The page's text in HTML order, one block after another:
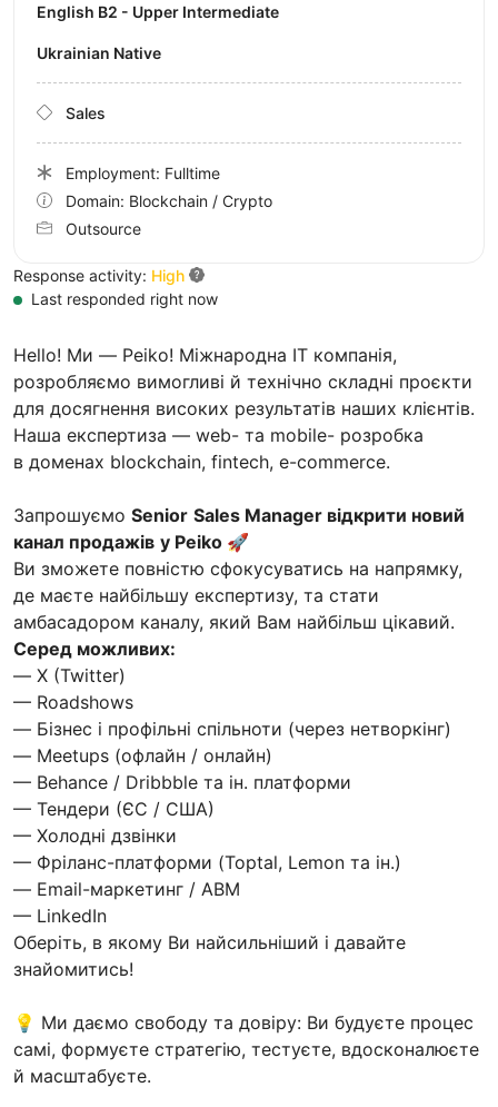
Hello! Ми — Peiko! Міжнародна ІТ компанія,
розробляємо вимогливі й технічно складні проєкти
для досягнення високих результатів наших клієнтів.
Наша експертиза — web- та mobile- розробка
в доменах blockchain, fintech, e-commerce.
Запрошуємо Senior Sales Manager відкрити новий
канал продажів у Peiko 🚀
Ви зможете повністю сфокусуватись на напрямку,
де маєте найбільшу експертизу, та стати
амбасадором каналу, який Вам найбільш цікавий.
Серед можливих:
— X (Twitter)
— Roadshows
— Бізнес і профільні спільноти (через нетворкінг)
— Meetups (офлайн / онлайн)
— Behance / Dribbble та ін. платформи
— Тендери (ЄС / США)
— Холодні дзвінки
— Фріланс-платформи (Toptal, Lemon та ін.)
— Email-маркетинг / ABM
— LinkedIn
Оберіть, в якому Ви найсильніший і давайте
знайомитись!
💡 Ми даємо свободу та довіру: Ви будуєте процес
самі, формуєте стратегію, тестуєте, вдосконалюєте
й масштабуєте.
English B2 - Upper Intermediate
Ukrainian Native
Sales
Employment: Fulltime
Domain: Blockchain / Crypto
Outsource
Response activity: High
Last responded right now